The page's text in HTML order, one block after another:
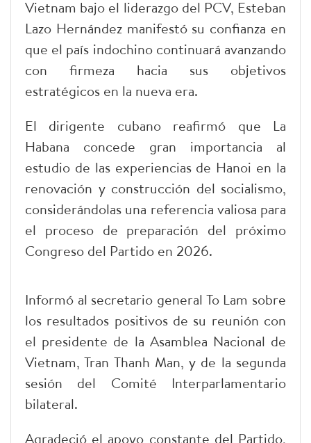
Vietnam bajo el liderazgo del PCV, Esteban
Lazo Hernández manifestó su confianza en
que el país indochino continuará avanzando
con firmeza hacia sus objetivos
estratégicos en la nueva era.
El dirigente cubano reafirmó que La
Habana concede gran importancia al
estudio de las experiencias de Hanoi en la
renovación y construcción del socialismo,
considerándolas una referencia valiosa para
el proceso de preparación del próximo
Congreso del Partido en 2026.
Informó al secretario general To Lam sobre
los resultados positivos de su reunión con
el presidente de la Asamblea Nacional de
Vietnam, Tran Thanh Man, y de la segunda
sesión del Comité Interparlamentario
bilateral.
Agradeció el apoyo constante del Partido,